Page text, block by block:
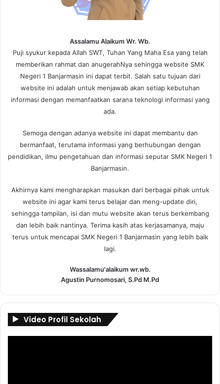
Assalamu Alaikum Wr. Wb.
Puji syukur kepada Allah SWT, Tuhan Yang Maha Esa yang telah
memberikan rahmat dan anugerahNya sehingga website SMK
Negeri 1 Banjarmasin ini dapat terbit. Salah satu tujuan dari
website ini adalah untuk menjawab akan setiap kebutuhan
informasi dengan memanfaatkan sarana teknologi informasi yang
ada.
Semoga dengan adanya website ini dapat membantu dan
bermanfaat, terutama informasi yang berhubungan dengan
pendidikan, ilmu pengetahuan dan informasi seputar SMK Negeri 1
Banjarmasin.
Akhirnya kami mengharapkan masukan dari berbagai pihak untuk
website ini agar kami terus belajar dan meng-update diri,
sehingga tampilan, isi dan mutu website akan terus berkembang
dan lebih baik nantinya. Terima kasih atas kerjasamanya, maju
terus untuk mencapai SMK Negeri 1 Banjarmasin yang lebih baik
lagi.
Wassalamu'alaikum wr.wb.
Agustin Purnomosari, S.Pd M.Pd
Video Profil Sekolah